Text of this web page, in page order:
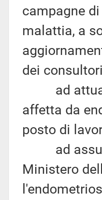
campagne
malattia, a
dei
ad attuare
affetta da
posto di
ad
Ministero